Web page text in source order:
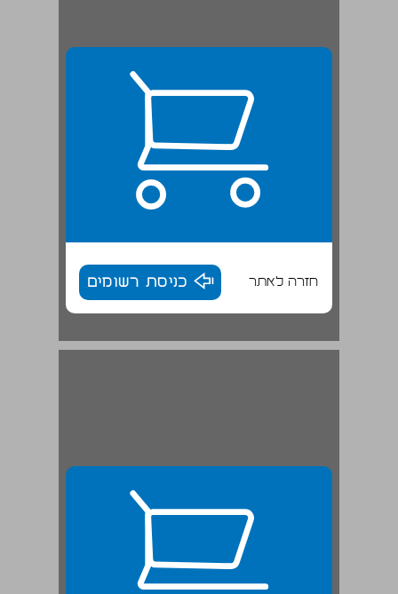
חזרה לאתר כניסת רשומים